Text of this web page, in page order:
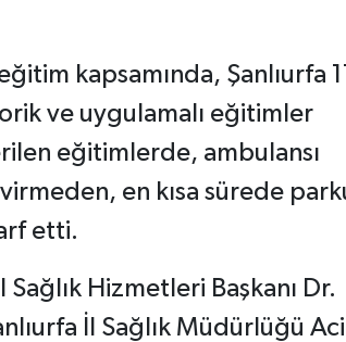
kapsamında, Şanlıurfa 11
ve uygulamalı eğitimler
eğitimlerde, ambulansı
en kısa sürede
etti.
Hizmetleri Başkanı Dr.
İl Sağlık Müdürlüğü Acil